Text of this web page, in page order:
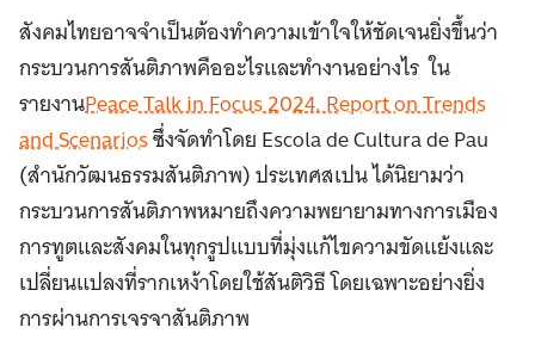
สังคมไทยอาจจำเป็นต้องทำความเข้าใจให้ชัดเจนยิ่งขึ้นว่า
กระบวนการสันติภาพคืออะไรและทำงานอย่างไร ใน
รายงานPeace Talk in Focus 2024. Report on Trends
and Scenariosซึ่งจัดทำโดยEscola de Cultura de Pau
(สำนักวัฒนธรรมสันติภาพ) ประเทศสเปน ได้นิยามว่า
กระบวนการสันติภาพหมายถึงความพยายามทางการเมือง
การทูตและสังคมในทุกรูปแบบที่มุ่งแก้ไขความขัดแย้งและ
เปลี่ยนแปลงที่รากเหง้าโดยใช้สันติวิธี โดยเฉพาะอย่างยิ่ง
การผ่านการเจรจาสันติภาพ